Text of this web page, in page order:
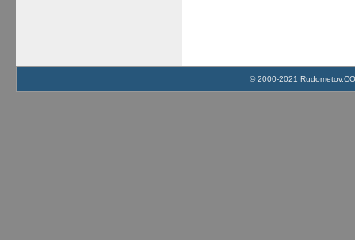
© 2000-2021